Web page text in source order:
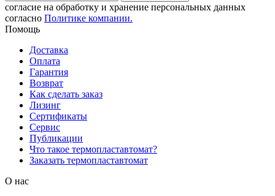
согласие на обработку и хранение персональных данных
согласно Политике компании.
Помощь
Доставка
Оплата
Гарантия
Возврат
Как сделать заказ
Лизинг
Сертификаты
Сервис
Публикации
Что такое термопластавтомат?
Заказать термопластавтомат
О нас